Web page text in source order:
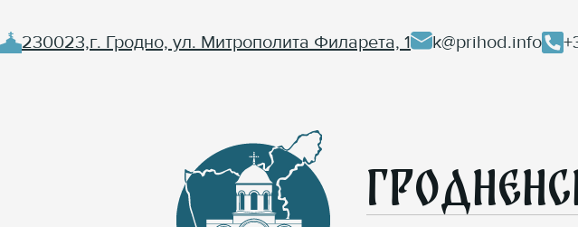
230023,г. Гродно, ул. Митрополита Филарета, 1 k@prihod.info